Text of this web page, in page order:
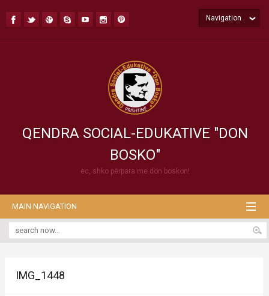
QENDRA SOCIAL-EDUKATIVE "DON
BOSKO"
ec, shko përpara me don boskon!
Navigation
MAIN NAVIGATION
IMG_1448